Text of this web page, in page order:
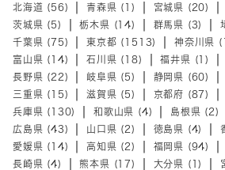
北海道 (56) 青森県 (1) 宮城県 (20)
茨城県 (5)
栃木県 (14) 群馬県 (3)
千葉県 (75)
東京都 (1513) 神奈川県
富山県 (14)
石川県 (18) 福井県 (1)
長野県 (22)
岐阜県 (5) 静岡県 (60)
三重県 (15)
滋賀県 (5) 京都府 (87)
兵庫県 (130)
和歌山県 (4) 島根県 (2)
広島県 (43)
山口県 (2) 徳島県 (4)
愛媛県 (14)
高知県 (2) 福岡県 (94)
長崎県 (4)
熊本県 (17) 大分県 (1)